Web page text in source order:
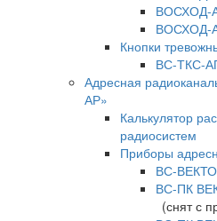
ВОСХОД-
ВОСХОД-
Кнопки
ВС-ТКС-
Адресная
АР»
Калькулятор
радиосистем
Приборы
ВС-
ВС-ПК
(снят с